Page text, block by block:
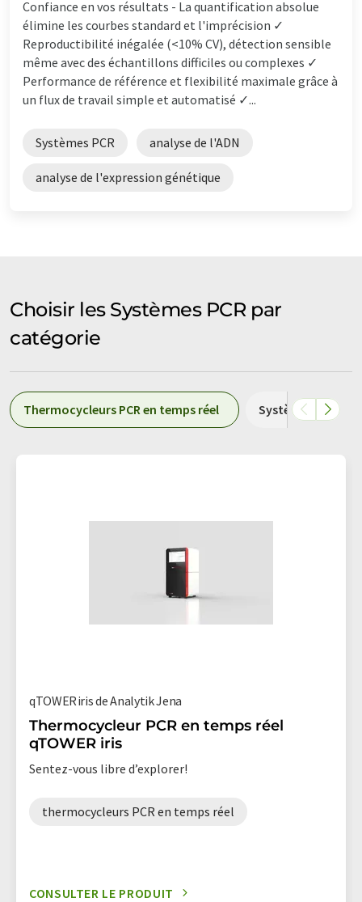
Confiance en vos résultats - La quantification absolue
élimine les courbes standard et l'imprécision ✓
Reproductibilité inégalée (<10% CV), détection sensible
même avec des échantillons difficiles ou complexes ✓
Performance de référence et flexibilité maximale grâce à
un flux de travail simple et automatisé ✓...
Systèmes PCR analyse de l'ADN
analyse de l'expression génétique
Choisir les Systèmes PCR par
catégorie
Thermocycleurs PCR en temps réel Systèmes de
qTOWER iris de Analytik Jena
Thermocycleur PCR en temps réel
qTOWER iris
Sentez-vous libre d’explorer!
thermocycleurs PCR en temps réel
CONSULTER LE PRODUIT